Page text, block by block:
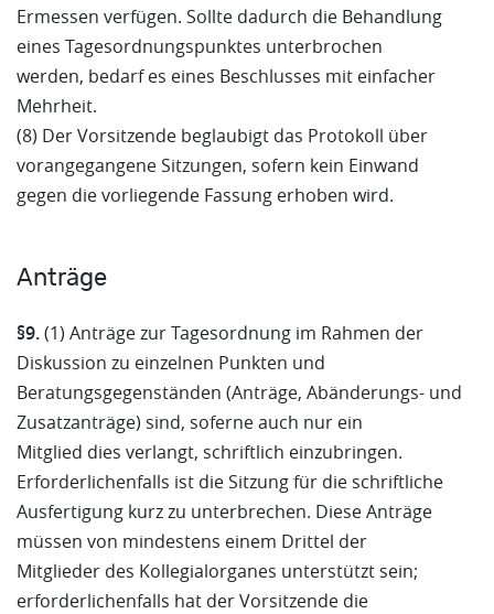
Ermessen verfügen. Sollte dadurch die Behandlung
eines Tagesordnungspunktes unterbrochen
werden, bedarf es eines Beschlusses mit einfacher
Mehrheit.
(8) Der Vorsitzende beglaubigt das Protokoll über
vorangegangene Sitzungen, sofern kein Einwand
gegen die vorliegende Fassung erhoben wird.
Anträge
§9.(1) Anträge zur Tagesordnung im Rahmen der
Diskussion zu einzelnen Punkten und
Beratungsgegenständen (Anträge, Abänderungs- und
Zusatzanträge) sind, soferne auch nur ein
Mitglied dies verlangt, schriftlich einzubringen.
Erforderlichenfalls ist die Sitzung für die schriftliche
Ausfertigung kurz zu unterbrechen. Diese Anträge
müssen von mindestens einem Drittel der
Mitglieder des Kollegialorganes unterstützt sein;
erforderlichenfalls hat der Vorsitzende die